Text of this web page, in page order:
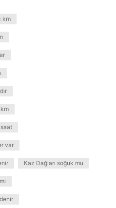
km
var
Kaz Dağları soğuk mu